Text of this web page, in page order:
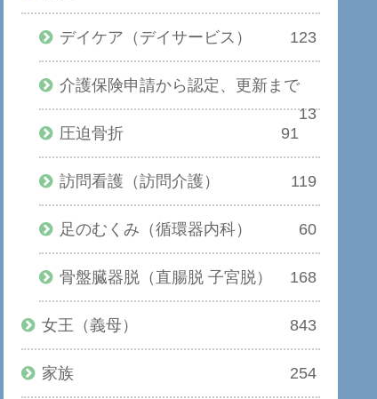
デイケア（デイサービス） 123
介護保険申請から認定、更新まで
13
圧迫骨折
91
訪問看護（訪問介護） 119
足のむくみ（循環器内科） 60
骨盤臓器脱（直腸脱 子宮脱） 168
女王（義母） 843
家族 254